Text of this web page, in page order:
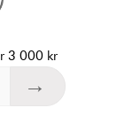
3 000 kr